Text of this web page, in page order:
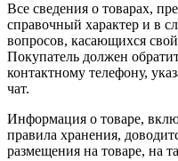
Все сведения о товарах,
справочный характер и в
вопросов, касающихся
Покупатель должен
контактному телефону,
чат.
Информация о товаре,
правила хранения,
размещения на товаре, на